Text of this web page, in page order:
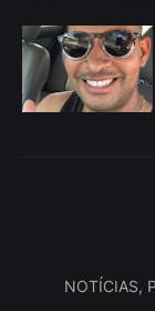
NOTÍCIAS,